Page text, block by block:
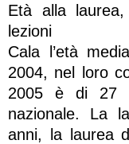
Età alla
lezioni
Cala l’età
2004, nel loro
2005 è di 27
nazionale. La
anni, la laurea